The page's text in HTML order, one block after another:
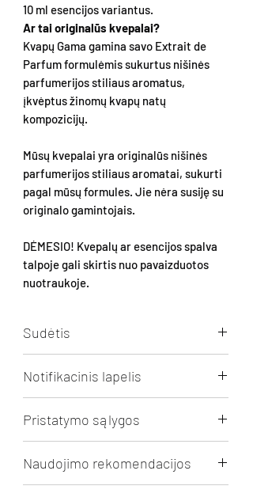
10 ml esencijos variantus.
Ar tai originalūs kvepalai?
Kvapų Gama gamina savo Extrait de
Parfum formulėmis sukurtus nišinės
parfumerijos stiliaus aromatus,
įkvėptus žinomų kvapų natų
kompozicijų.
Mūsų kvepalai yra originalūs nišinės
parfumerijos stiliaus aromatai, sukurti
pagal mūsų formules. Jie nėra susiję su
originalo gamintojais.
DĖMESIO! Kvepalų ar esencijos spalva
talpoje gali skirtis nuo pavaizduotos
nuotraukoje.
Sudėtis
(1,2,3,4,5,6,7,8-octahydro-2,3,8,8-
tetramethyl-2-naphthyl)ethan-1-one,
HEXAMETHYLINDANOPYRAN, ETHYL
LINALOOL, NEROLIDOL ISOMERS,
ISOCAMPHENYL CYCLOHEXANOL
MIXED ISOMERS, PENTADECALACTONE,
Notifikacinis lapelis
Pristatymo sąlygos
ir Omniva paštomatu Lietuvoje nuo 30
Eur. pirkinių krepšelio.
Naudojimo rekomendacijos